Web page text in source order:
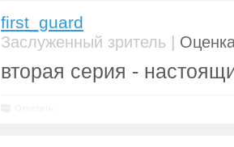
first_guard
Заслуженный зритель |
вторая серия -